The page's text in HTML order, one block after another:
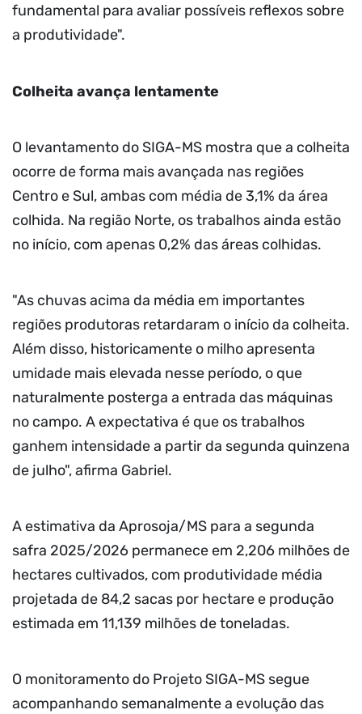
fundamental para avaliar possíveis reflexos sobre
a produtividade".
Colheita avança lentamente
O levantamento do SIGA-MS mostra que a colheita
ocorre de forma mais avançada nas regiões
Centro e Sul, ambas com média de 3,1% da área
colhida. Na região Norte, os trabalhos ainda estão
no início, com apenas 0,2% das áreas colhidas.
"As chuvas acima da média em importantes
regiões produtoras retardaram o início da colheita.
Além disso, historicamente o milho apresenta
umidade mais elevada nesse período, o que
naturalmente posterga a entrada das máquinas
no campo. A expectativa é que os trabalhos
ganhem intensidade a partir da segunda quinzena
de julho", afirma Gabriel.
A estimativa da Aprosoja/MS para a segunda
safra 2025/2026 permanece em 2,206 milhões de
hectares cultivados, com produtividade média
projetada de 84,2 sacas por hectare e produção
estimada em 11,139 milhões de toneladas.
O monitoramento do Projeto SIGA-MS segue
acompanhando semanalmente a evolução das